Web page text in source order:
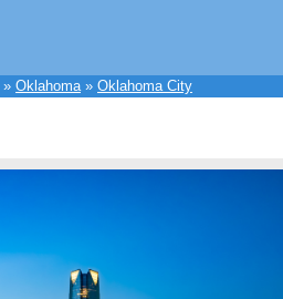
» Oklahoma» Oklahoma City